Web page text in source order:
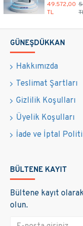
49.572,00
TL
GÜNEŞDÜKKAN
Hakkımızda
Teslimat Şartları
Gizlilik Koşulları
Üyelik Koşulları
İade ve İptal
BÜLTENE KAYIT
Bültene kayıt
olun.